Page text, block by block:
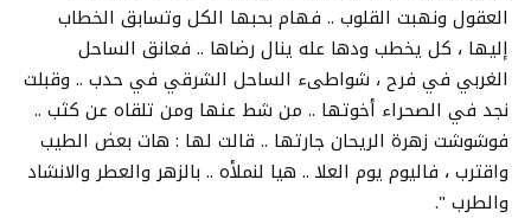
العقول ونهبت القلوب .. فهام بحبها الكل وتسابق الخطاب
إليها ، كل يخطب ودها عله ينال رضاها .. فعانق الساحل
الغربي في فرح ، شواطىء الساحل الشرقي في حدب .. وقبلت
نجد في الصحراء أخوتها .. من شط عنها ومن تلقاه عن كثب ..
فوشوشت زهرة الريحان جارتها .. قالت لها : هات بعض الطيب
واقترب ، فاليوم يوم العلا .. هيا لنملأه .. بالزهر والعطر والانشاد
والطرب ".